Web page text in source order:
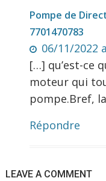
Pompe de
7701470783
06/11/2022
[…] qu’est-ce
moteur qui
pompe.Bref,
Répondre
LEAVE A COMMENT